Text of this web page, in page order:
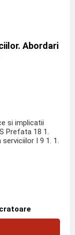
Abordari
si implicatii
Prefata 18 1.
I 9 1. 1.